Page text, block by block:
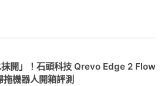
開」！石頭科技 Qrevo Edge 2 Flow
機器人開箱評測